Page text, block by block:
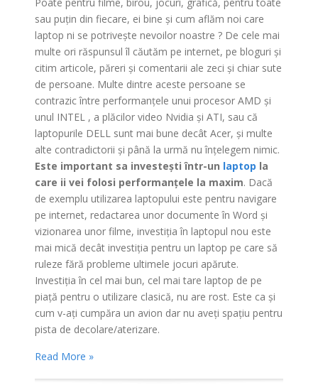
sau puțin din fiecare, ei bine și cum aflăm noi care
laptop ni se potrivește nevoilor noastre ? De cele mai
multe ori răspunsul îl căutăm pe internet, pe bloguri și
citim articole, păreri și comentarii ale zeci și chiar sute
de persoane. Multe dintre aceste persoane se
contrazic între performanțele unui procesor AMD și
unul INTEL , a plăcilor video Nvidia și ATI, sau că
laptopurile DELL sunt mai bune decât Acer, și multe
alte contradictorii și până la urmă nu înțelegem nimic.
Este important sa investești într-un laptop la
care ii vei folosi performanțele la maxim. Dacă
de exemplu utilizarea laptopului este pentru navigare
pe internet, redactarea unor documente în Word și
vizionarea unor filme, investiția în laptopul nou este
mai mică decât investiția pentru un laptop pe care să
ruleze fără probleme ultimele jocuri apărute.
Investiția în cel mai bun, cel mai tare laptop de pe
piață pentru o utilizare clasică, nu are rost. Este ca și
cum v-ați cumpăra un avion dar nu aveți spațiu pentru
pista de decolare/aterizare.
Read More »